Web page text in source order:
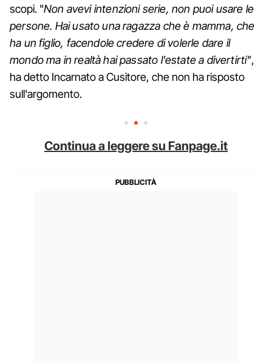
scopi. "Non avevi intenzioni serie, non puoi usare le
persone. Hai usato una ragazza che è mamma, che
ha un figlio, facendole credere di volerle dare il
mondo ma in realtà hai passato l'estate a divertirti",
ha detto Incarnato a Cusitore, che non ha risposto
sull'argomento.
Continua a leggere su Fanpage.it